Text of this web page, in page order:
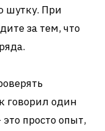
шутку. При
за тем, что
говорил один
просто опыт,